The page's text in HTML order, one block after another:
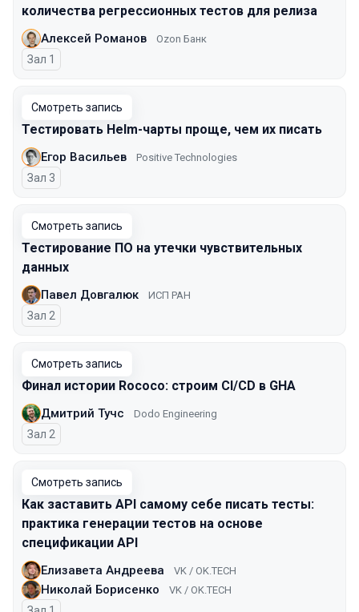
количества регрессионных тестов для релиза
Алексей Романов Ozon Банк
Зал 1
Смотреть запись
Тестировать Helm-чарты проще, чем их писать
Егор Васильев Positive Technologies
Зал 3
Смотреть запись
Тестирование ПО на утечки чувствительных
данных
Павел Довгалюк ИСП РАН
Зал 2
Смотреть запись
Финал истории Rococo: строим CI/CD в GHA
Дмитрий Тучс Dodo Engineering
Зал 2
Смотреть запись
Как заставить API самому себе писать тесты:
практика генерации тестов на основе
спецификации API
Елизавета Андреева VK / OK.TECH
Николай Борисенко VK / OK.TECH